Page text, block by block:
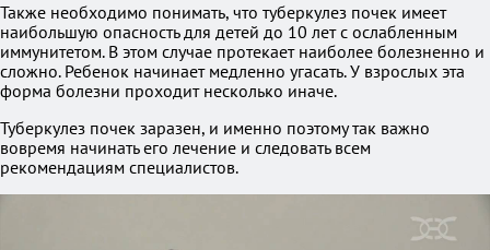
Также необходимо понимать, что туберкулез почек имеет
наибольшую опасность для детей до 10 лет с ослабленным
иммунитетом. В этом случае протекает наиболее болезненно и
сложно. Ребенок начинает медленно угасать. У взрослых эта
форма болезни проходит несколько иначе.
Туберкулез почек заразен, и именно поэтому так важно
вовремя начинать его лечение и следовать всем
рекомендациям специалистов.